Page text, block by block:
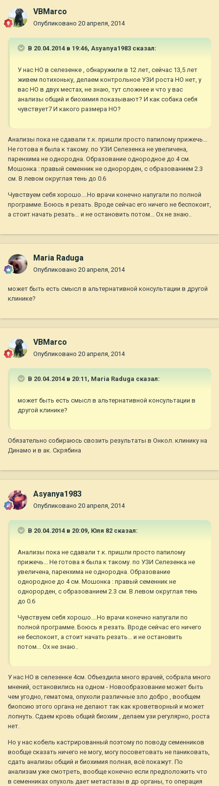
VBMarco
Опубликовано 20 апреля, 2014
В 20.04.2014 в 19:46, Asyanya1983 сказал:
У нас НО в селезенке , обнаружили в 12 лет, сейчас 13,5 лет
живем потихоньку, делаем контрольное УЗИ роста НО нет, у
вас НО в двух местах, не знаю, тут сложнее и что у вас
анализы общий и биохимия показывают? И как собака себя
чувствует7 И какого размера НО?
Анализы пока не сдавали т.к. пришли просто папилому прижечь...
Не готова я была к такому. по УЗИ Селезенка не увеличена,
паренхима не однородна. Образование однородное до 4 см.
Мошонка : правый семенник не однорорден, с образованием 2.3
см. В левом округлая тень до 0.6
Чувствуем себя хорошо....Но врачи конечно напугали по полной
программе. Боюсь я резать. Вроде сейчас его ничего не беспокоит,
а стоит начать резать... и не остановить потом... Ох не знаю..
Maria Raduga
Опубликовано 20 апреля, 2014
может быть есть смысл в альтернативной консультации в другой
клинике?
VBMarco
Опубликовано 20 апреля, 2014
В 20.04.2014 в 20:11, Maria Raduga сказал:
может быть есть смысл в альтернативной консультации в
другой клинике?
Обязательно собираюсь свозить результаты в Онкол. клинику на
Динамо и в ак. Скрябина
Asyanya1983
Опубликовано 20 апреля, 2014
В 20.04.2014 в 20:09, Юля 82 сказал:
Анализы пока не сдавали т.к. пришли просто папилому
прижечь... Не готова я была к такому. по УЗИ Селезенка не
увеличена, паренхима не однородна. Образование
однородное до 4 см. Мошонка : правый семенник не
однорорден, с образованием 2.3 см. В левом округлая тень
до 0.6
Чувствуем себя хорошо....Но врачи конечно напугали по
полной программе. Боюсь я резать. Вроде сейчас его ничего
не беспокоит, а стоит начать резать... и не остановить
потом... Ох не знаю..
У нас НО в селезенке 4см. Объездила много врачей, собрала много
мнений, остановились на одном - Новообразование может быть
чем угодно, гематома, опухоли различные зло добро , вообщем
биопсию этого органа не делают так как кроветворный и может
лопнуть. Сдаем кровь общий биохим , делаем узи регулярно, роста
нет.
Но у нас кобель кастрированный поэтому по поводу семенников
вообще сказать ничего не могу, могу посоветовать не паниковать,
сдать анализы общий и биохимия полная, всё покажут. По
анализам уже смотреть, вообще конечно если предположить что
в семенниках опухоль дает метастазы в др органы, то операция